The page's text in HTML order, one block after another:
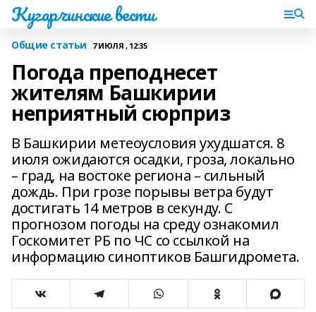
Кугарчинские вести
Общие статьи 7 ИЮЛЯ , 12:35
Погода преподнесет
жителям Башкирии
неприятный сюрприз
В Башкирии метеоусловия ухудшатся. 8
июля ожидаются осадки, гроза, локально
– град, на востоке региона – сильный
дождь. При грозе порывы ветра будут
достигать 14 метров в секунду. С
прогнозом погоды на среду ознакомил
Госкомитет РБ по ЧС со ссылкой на
информацию синоптиков Башгидромета.